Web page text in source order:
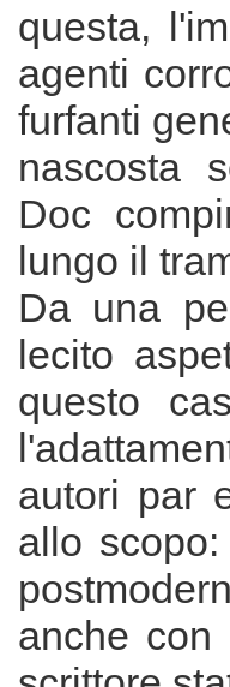
questa,
agenti
furfanti
nascosta
Doc
lungo il
Da una
lecito
questo
autori par
allo
anche